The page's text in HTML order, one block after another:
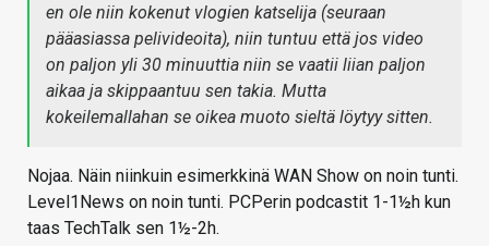
en ole niin kokenut vlogien katselija (seuraan
pääasiassa pelivideoita), niin tuntuu että jos video
on paljon yli 30 minuuttia niin se vaatii liian paljon
aikaa ja skippaantuu sen takia. Mutta
kokeilemallahan se oikea muoto sieltä löytyy sitten.
Nojaa. Näin niinkuin esimerkkinä WAN Show on noin tunti.
Level1News on noin tunti. PCPerin podcastit 1-1½h kun
taas TechTalk sen 1½-2h.